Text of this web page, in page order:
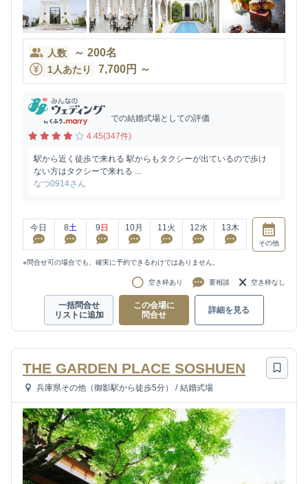
人数 ～ 200名
1人あたり 7,700円 ～
での結婚式場としての評価
4.45(347件)
駅から近く徒歩で来れる 駅からもタクシーが出ているので歩け
ない方はタクシーで来れる ...
なつ0914さん
今日 8土 9 日 10月 11火 12水 13木
その他
※問合せ可の場合でも、確実に予約できるわけではありません。
空き枠あり 要相談 空き枠なし
一括問合せ
リストに追加
この会場に
問合せ
詳細を見る
THE GARDEN PLACE SOSHUEN
兵庫県その他（御影駅から徒歩5分） / 結婚式場